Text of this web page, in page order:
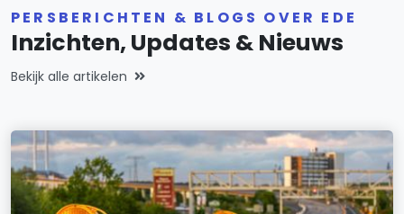
PERSBERICHTEN & BLOGS OVER EDE
Inzichten, Updates & Nieuws
Bekijk alle artikelen